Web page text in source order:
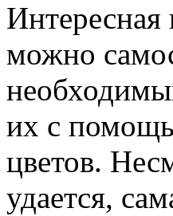
можно
их с
цветов.
удается,